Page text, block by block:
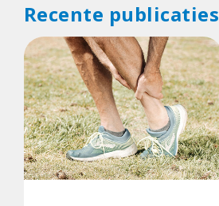
Recente publicaties